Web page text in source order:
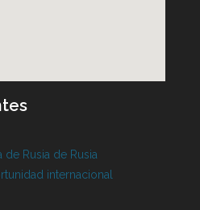
Rusia de Rusia
internacional